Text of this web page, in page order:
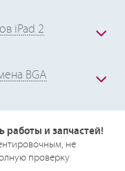
iPad 2
BGA
работы и запчастей!
не
проверку